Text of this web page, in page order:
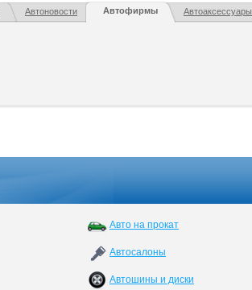
Автоновости Автофирмы Автоаксессуары
Авто на прокат
Автосалоны
Автошины и диски